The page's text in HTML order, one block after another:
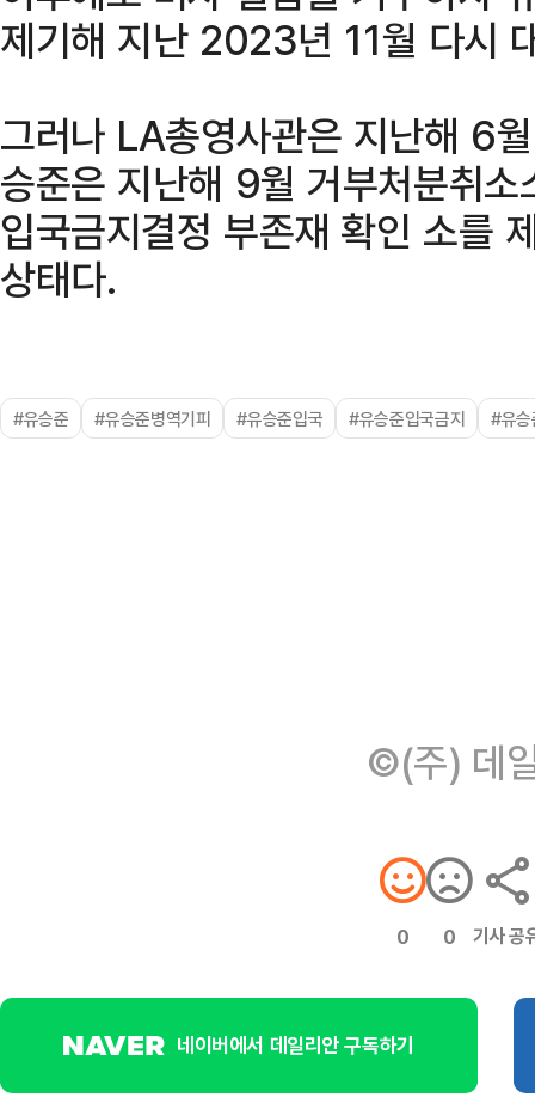
제기해 지난 2023년 11월 다시
그러나 LA총영사관은 지난해 6
승준은 지난해 9월 거부처분취
입국금지결정 부존재 확인 소를
상태다.
#유승준 #유승준병역기피 #유승준입국 #유승준입국금지 #유승
©(주) 데
0 0 기사 공
네이버에서 데일리안 구독하기